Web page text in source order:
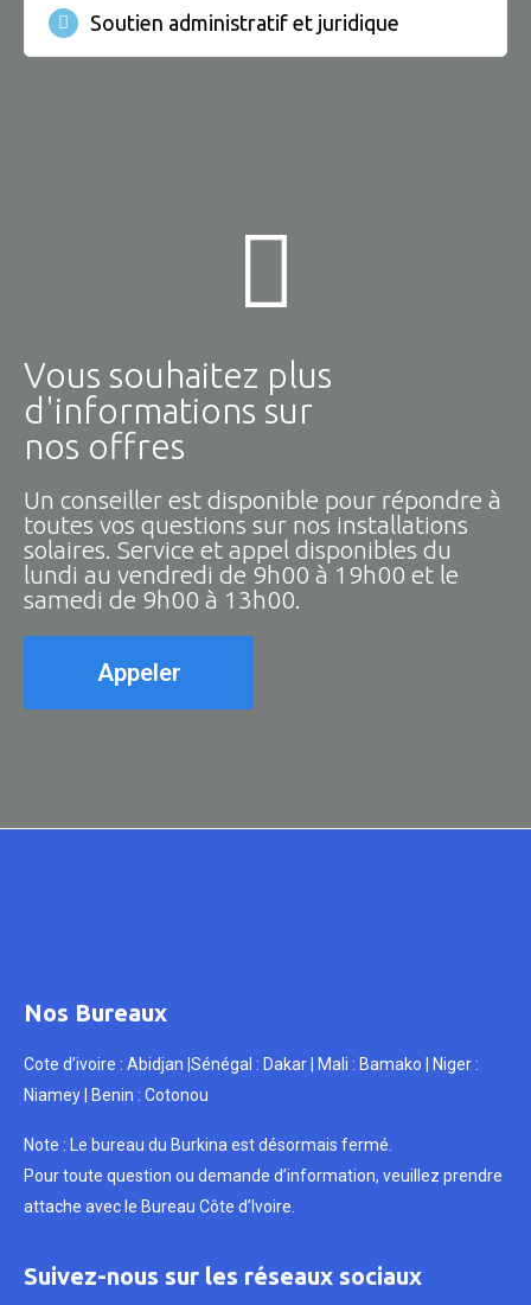
Soutien administratif et juridique
Vous souhaitez plus
d'informations sur
nos offres
Un conseiller est disponible pour répondre à
toutes vos questions sur nos installations
solaires. Service et appel disponibles du
lundi au vendredi de 9h00 à 19h00 et le
samedi de 9h00 à 13h00.
Appeler
Nos Bureaux
Cote d’ivoire : Abidjan |Sénégal : Dakar | Mali : Bamako | Niger :
Niamey | Benin : Cotonou
Note : Le bureau du Burkina est désormais fermé.
Pour toute question ou demande d’information, veuillez prendre
attache avec le Bureau Côte d’Ivoire.
Suivez-nous sur les réseaux sociaux